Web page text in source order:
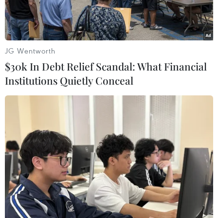
Một chiếc tàu du lịch Vịnh Hạ Long cháy rụi chỉ còn đống sắt
vụn. (Ảnh: Xuân Tùng/TTXVN)
Thêm một vụ cháy tàu du lịch nghỉ đêm trên
Vịnh Hạ Long (Quảng Ninh) vào tối 3/2. Đây là
JG Wentworth
$30k In Debt Relief Scandal: What Financial
Institutions Quietly Conceal